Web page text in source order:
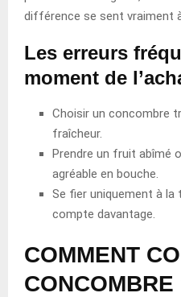
différence se sent vraiment
Les erreurs
moment de
Choisir un concombre
fraîcheur.
Prendre un fruit abîmé
agréable en bouche.
Se fier uniquement à la
compte davantage.
COMMENT
CONCOMBRE